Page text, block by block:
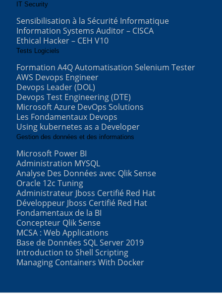
IT Security
Sensibilisation à la Sécurité Informatique
Information Systems Auditor – CISCA
Ethical Hacker – CEH V10
Tests Logiciels
Formation A4Q Automatisation Selenium Tester
AWS Devops Engineer
Devops Leader (DOL)
Devops Test Engineering (DTE)
Microsoft Azure DevOps Solutions
Les Fondamentaux Devops
Using kubernetes as a Developer
Gestion des données et des informations
Microsoft Power BI
Administration MYSQL
Analyse Des Données avec Qlik Sense
Oracle 12c Tuning
Administrateur Jboss Certifié Red Hat
Développeur Jboss Certifié Red Hat
Fondamentaux de la BI
Concepteur Qlik Sense
MCSA : Web Applications
Base de Données SQL Server 2019
Introduction to Shell Scripting
Managing Containers With Docker